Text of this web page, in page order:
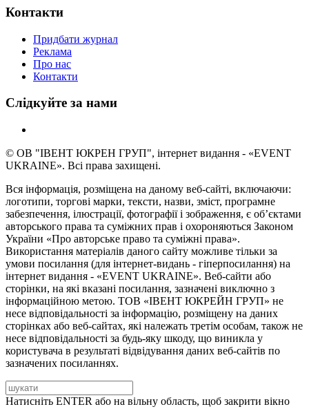
Контакти
Придбати журнал
Реклама
Про нас
Контакти
Слідкуйте за нами
© ОВ "ІВЕНТ ЮКРЕН ГРУП", інтернет видання - «EVENT
UKRAINE». Всі права захищені.
Вся інформація, розміщена на даному веб-сайті, включаючи:
логотипи, торгові марки, тексти, назви, зміст, програмне
забезпечення, ілюстрації, фотографії і зображення, є об’єктами
авторського права та суміжних прав і охороняються Законом
України «Про авторське право та суміжні права».
Використання матеріалів даного сайту можливе тільки за
умови посилання (для інтернет-видань - гіперпосилання) на
інтернет видання - «EVENT UKRAINE». Веб-сайти або
сторінки, на які вказані посилання, зазначені виключно з
інформаційною метою. ТОВ «ІВЕНТ ЮКРЕЙН ГРУП» не
несе відповідальності за інформацію, розміщену на даних
сторінках або веб-сайтах, які належать третім особам, також не
несе відповідальності за будь-яку шкоду, що виникла у
користувача в результаті відвідування даних веб-сайтів по
зазначених посиланнях.
Натисніть ENTER або на вільну область, щоб закрити вікно